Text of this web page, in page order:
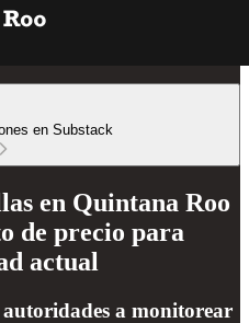
en Substack
en Quintana Roo
de precio para
actual
a monitorear